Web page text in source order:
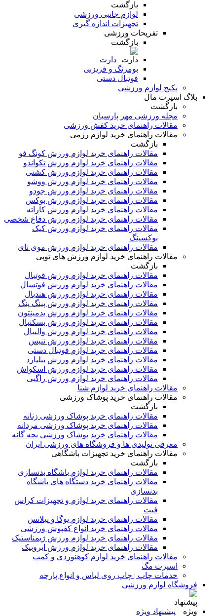
بازگشت
لوازم جانبی ورزشی
تجهیزات اندازه گیری
تفریحات ورزشی
بازگشت
دارت
بومرنگ و فریزبی
فوتبال دستی
پکیج لوازم ورزشی
بلاگ اسپرت مال
بازگشت
مجله ورزشی مهر پارسیان
مقالات راهنمای خرید کفش ورزشی
مقالات راهنمای خرید لوازم رزمی
بازگشت
مقالات راهنمای خرید لوازم ورزش کونگ فو
مقالات راهنمای خرید لوازم ورزش تکواندو
مقالات راهنمای خرید لوازم ورزش کشتی
مقالات راهنمای خرید لوازم ورزش ووشو
مقالات راهنمای خرید لوازم ورزش جودو
مقالات راهنمای خرید لوازم ورزش بوکس
مقالات راهنمای خرید لوازم ورزش کاراته
مقالات راهنمای خرید لوازم ورزش دفاع شخصی
مقالات راهنمای خرید لوازم ورزش کیک
بوکسینگ
مقالات راهنمای خرید لوازم ورزش موی تای
مقالات راهنمای خرید لوازم ورزش های توپی
بازگشت
مقالات راهنمای خرید لوازم ورزش فوتبال
مقالات راهنمای خرید لوازم ورزش فوتسال
مقالات راهنمای خرید لوازم ورزش هندبال
مقالات راهنمای خرید لوازم ورزش پینگ پنگ
مقالات راهنمای خرید لوازم ورزش بدمینتون
مقالات راهنمای خرید لوازم ورزش بسکتبال
مقالات راهنمای خرید لوازم ورزش والیبال
مقالات راهنمای خرید لوازم ورزش تنیس
مقالات راهنمای خرید لوازم فوتبال دستی
مقالات راهنمای خرید لوازم ورزش بیلیارد
مقالات راهنمای خرید لوازم ورزش اسکواش
مقالات راهنمای خرید لوازم ورزش راگبی
مقالات راهنمای خرید لوازم شنا
مقالات راهنمای خرید پوشاک ورزشی
بازگشت
مقالات راهنمای خرید پوشاک ورزشی زنانه
مقالات راهنمای خرید پوشاک ورزشی مردانه
مقالات راهنمای خرید پوشاک ورزشی بچه گانه
معرفی تولیدی ها و فروشگاه های ورزشی ایران
مقالات راهنمای خرید تجهیزات باشگاهی
بازگشت
مقالات راهنمای خرید لوازم باشگاه بدنسازی
مقالات راهنمای خرید دستگاه های باشگاه
بدنسازی
مقالات راهنمای خرید لوازم و تجهیزات کراس
فیت
مقالات راهنمای خرید لوازم یوگا و پیلاتس
مقالات راهنمای خرید انواع کفپوش ورزشی
مقالات راهنمای خرید لوازم ورزش ژیمناستیک
مقالات راهنمای خرید لوازم ورزش ایروبیک
مقالات راهنمای خرید لوازم کوهنوردی و کمپ
اسپرت مگ
خدمات چاپ | چاپ روی لباس و انواع پارچه
فروشگاه لوازم ورزشی
پیشنهاد ویژه